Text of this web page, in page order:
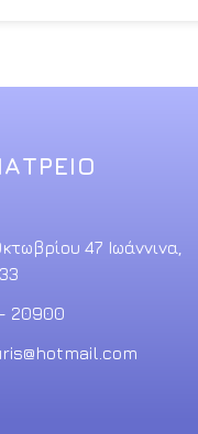
ΙΑΤΡΕΙΟ
47 Ιωάννινα,
20900